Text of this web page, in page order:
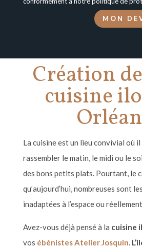
MON
Création
cuisine
La cuisine est un lieu convivial où il
rassembler le matin, le midi ou le
des bons petits plats. Pourtant, le
qu’aujourd’hui, nombreuses sont
inadaptées à l’espace ou
Avez-vous déjà pensé à la cuisine
vos ébénistes Atelier Josquin. L